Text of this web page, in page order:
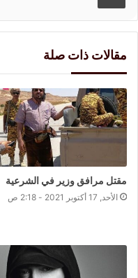
مقالات ذات صلة
مقتل مرافق وزير في الشرعية
الأحد, 17 أكتوبر 2021 - 2:18 ص